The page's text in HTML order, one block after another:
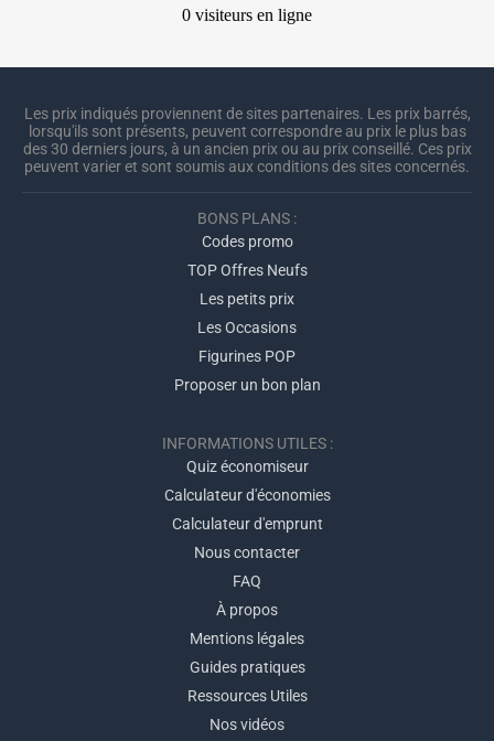
Les prix indiqués proviennent de sites partenaires. Les prix barrés,
lorsqu'ils sont présents, peuvent correspondre au prix le plus bas
des 30 derniers jours, à un ancien prix ou au prix conseillé. Ces prix
peuvent varier et sont soumis aux conditions des sites concernés.
BONS PLANS :
Codes promo
TOP Offres Neufs
Les petits prix
Les Occasions
Figurines POP
Proposer un bon plan
INFORMATIONS UTILES :
Quiz économiseur
Calculateur d'économies
Calculateur d'emprunt
Nous contacter
FAQ
À propos
Mentions légales
Guides pratiques
Ressources Utiles
Nos vidéos